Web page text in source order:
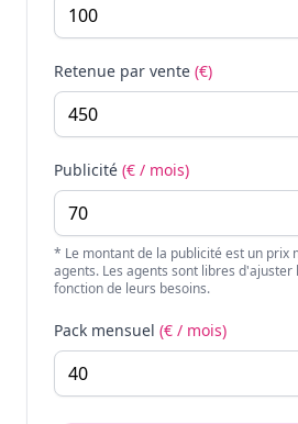
Retenue par vente (€)
Publicité (€ / mois)
* Le montant de la publicité est un prix
agents. Les agents sont libres
fonction de leurs besoins.
Pack mensuel (€ / mois)